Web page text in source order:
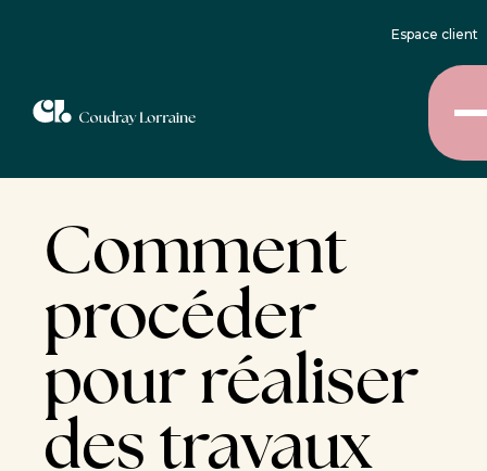
Espace client
Comment
procéder
pour réaliser
des travaux